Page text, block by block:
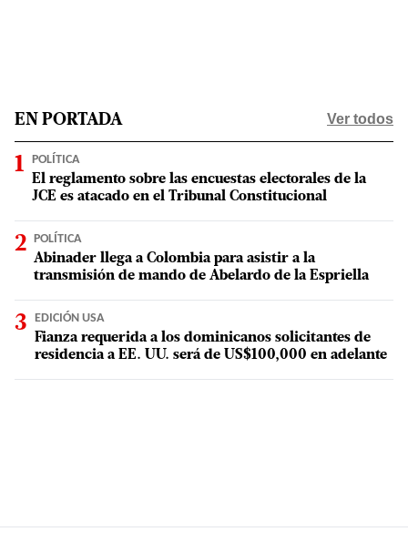
EN PORTADA Ver todos
POLÍTICA
El reglamento sobre las encuestas electorales de la
JCE es atacado en el Tribunal Constitucional
POLÍTICA
Abinader llega a Colombia para asistir a la
transmisión de mando de Abelardo de la Espriella
EDICIÓN USA
Fianza requerida a los dominicanos solicitantes de
residencia a EE. UU. será de US$100,000 en adelante